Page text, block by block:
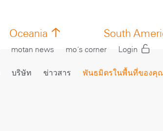
motan news mo´s corner
Login
บริษัท ข่าวสาร พันธมิตรในพื้นที่ของคุ
Oceania South